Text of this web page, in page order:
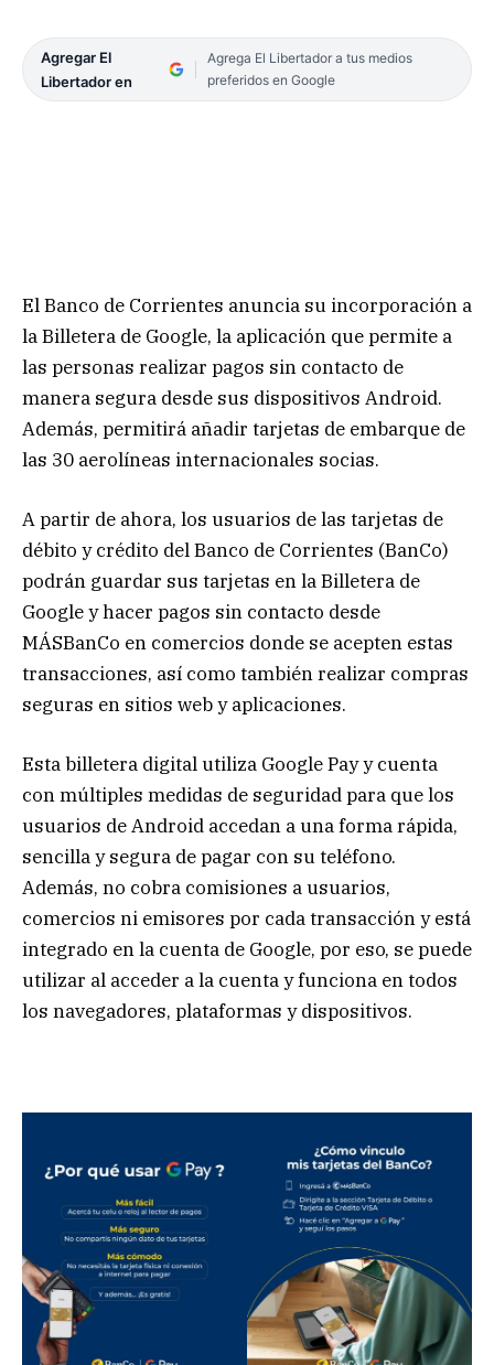
Agregar El
Libertador en
Agrega El Libertador a tus medios
preferidos en Google
El Banco de Corrientes anuncia su incorporación a
la Billetera de Google, la aplicación que permite a
las personas realizar pagos sin contacto de
manera segura desde sus dispositivos Android.
Además, permitirá añadir tarjetas de embarque de
las 30 aerolíneas internacionales socias.
A partir de ahora, los usuarios de las tarjetas de
débito y crédito del Banco de Corrientes (BanCo)
podrán guardar sus tarjetas en la Billetera de
Google y hacer pagos sin contacto desde
MÁSBanCo en comercios donde se acepten estas
transacciones, así como también realizar compras
seguras en sitios web y aplicaciones.
Esta billetera digital utiliza Google Pay y cuenta
con múltiples medidas de seguridad para que los
usuarios de Android accedan a una forma rápida,
sencilla y segura de pagar con su teléfono.
Además, no cobra comisiones a usuarios,
comercios ni emisores por cada transacción y está
integrado en la cuenta de Google, por eso, se puede
utilizar al acceder a la cuenta y funciona en todos
los navegadores, plataformas y dispositivos.